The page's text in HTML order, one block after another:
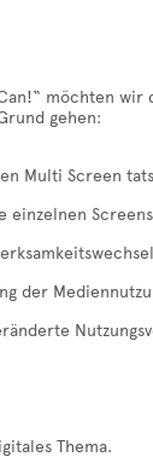
möchten
gehen:
Multi Screen
der
Thema.